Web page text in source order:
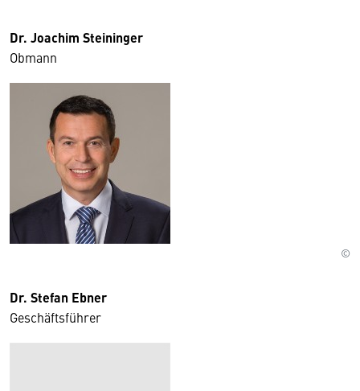
Dr. Joachim Steininger
Obmann
©
Dr. Stefan Ebner
Geschäftsführer